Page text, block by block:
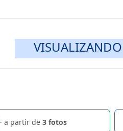
· a partir de3 fotos